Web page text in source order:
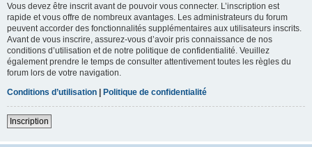
Vous devez être inscrit avant de pouvoir vous connecter. L’inscription est
rapide et vous offre de nombreux avantages. Les administrateurs du forum
peuvent accorder des fonctionnalités supplémentaires aux utilisateurs inscrits.
Avant de vous inscrire, assurez-vous d’avoir pris connaissance de nos
conditions d’utilisation et de notre politique de confidentialité. Veuillez
également prendre le temps de consulter attentivement toutes les règles du
forum lors de votre navigation.
Conditions d’utilisation | Politique de confidentialité
Inscription